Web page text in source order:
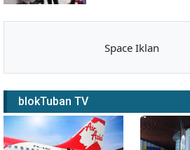
Space Iklan
blokTuban TV